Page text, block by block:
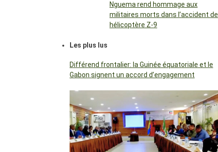
Nguema rend hommage aux
militaires morts dans l’accident de
hélicoptère Z-9
Les plus lus
Différend frontalier: la Guinée équatoriale et le
Gabon signent un accord d’engagement